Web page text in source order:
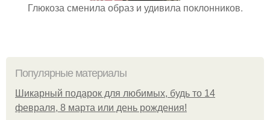
Глюкоза сменила образ и удивила поклонников.
Популярные материалы
Шикарный подарок для любимых, будь то 14
февраля, 8 марта или день рождения!